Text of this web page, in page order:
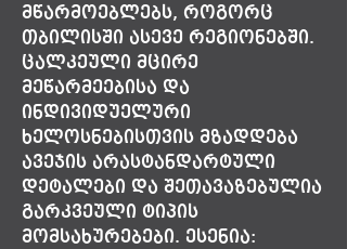
მწარმოებლებს, როგორც
თბილისში ასევე რეგიონებში.
ცალკეული მცირე
მეწარმეებისა და
ინდივიდუელური
ხელოსნებისთვის მზადდება
ავეჯის არასტანდარტული
დეტალები და შეთავაზებულია
გარკვეული ტიპის
მომსახურებები. ესენია: